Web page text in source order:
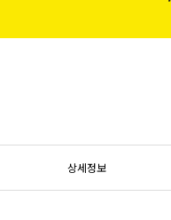
상세정보